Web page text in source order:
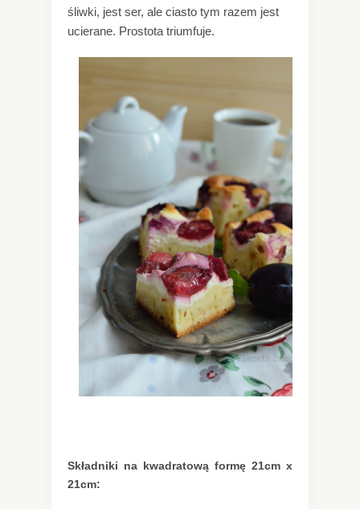
śliwki, jest ser, ale ciasto tym razem jest
ucierane. Prostota triumfuje.
Składniki na kwadratową formę 21cm x
21cm: